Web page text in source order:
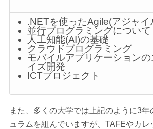
.NETを使ったAgile(アジャイ
並行プログラミングについて
人工知能(AI)の基礎
クラウドプログラミング
モバイルアプリケーションの
イズ開発
ICTプロジェクト
また、多くの大学では上記のように3年
ュラムを組んでいますが、TAFEやカレ